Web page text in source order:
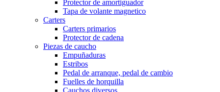
Protector de amortiguador
Tapa de volante magnetico
Carters
Carters primarios
Protector de cadena
Piezas de caucho
Empuñaduras
Estribos
Pedal de arranque, pedal de cambio
Fuelles de horquilla
Cauchos diversos